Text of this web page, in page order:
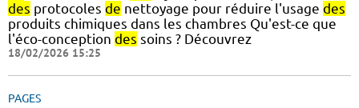
des protocoles de nettoyage pour réduire l'usage des
produits chimiques dans les chambres Qu'est-ce que
l'éco-conception des soins ? Découvrez
18/02/2026 15:25
PAGES